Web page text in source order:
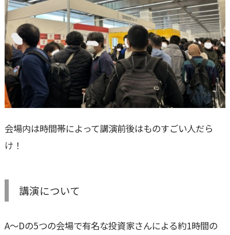
会場内は時間帯によって講演前後はものすごい人だら
け！
講演について
A～Dの5つの会場で有名な投資家さんによる約1時間の